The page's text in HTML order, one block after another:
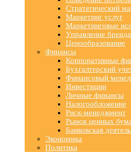
Стратегический
Маркетинг услуг
Маркетинговые
Управление
Ценообразование
Финансы
Корпоративные
Бухгалтерский
Финансовый
Инвестиции
Личные финансы
Налогообложение
Риск-менеджмент
Рынок ценных
Банковская
Экономика
Политика